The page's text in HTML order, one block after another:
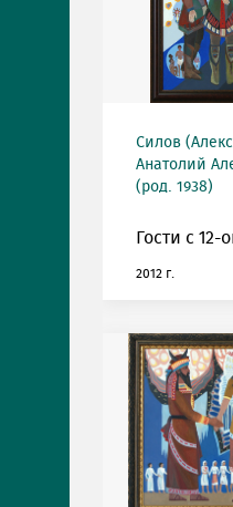
Силов
Анатолий
(род. 1938)
Гости с
2012 г.